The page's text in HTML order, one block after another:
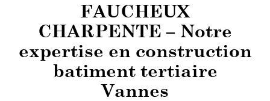
FAUCHEUX
CHARPENTE – Notre
expertise en construction
batiment tertiaire
Vannes